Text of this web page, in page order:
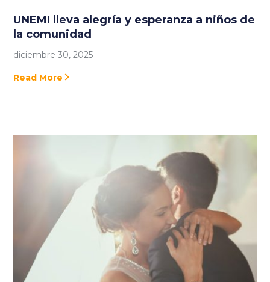
UNEMI lleva alegría y esperanza a niños de
la comunidad
diciembre 30, 2025
Read More